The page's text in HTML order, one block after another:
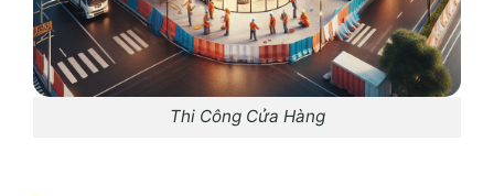
Thi Công Cửa Hàng